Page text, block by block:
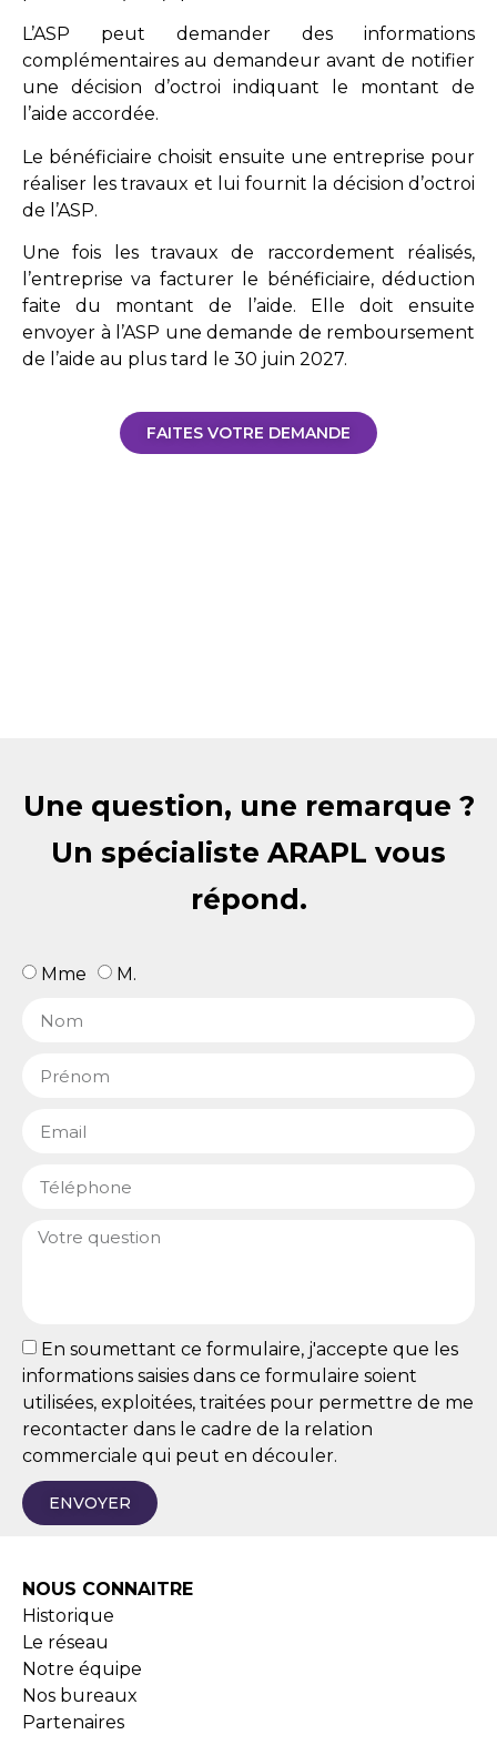
L’ASP peut demander des informations
complémentaires au demandeur avant de notifier
une décision d’octroi indiquant le montant de
l’aide accordée.
Le bénéficiaire choisit ensuite une entreprise pour
réaliser les travaux et lui fournit la décision d’octroi
de l’ASP.
Une fois les travaux de raccordement réalisés,
l’entreprise va facturer le bénéficiaire, déduction
faite du montant de l’aide. Elle doit ensuite
envoyer à l’ASP une demande de remboursement
de l’aide au plus tard le 30 juin 2027.
FAITES VOTRE DEMANDE
Une question, une remarque ?
Un spécialiste ARAPL vous
répond.
Mme M.
En soumettant ce formulaire, j'accepte que les
informations saisies dans ce formulaire soient
utilisées, exploitées, traitées pour permettre de me
recontacter dans le cadre de la relation
commerciale qui peut en découler.
ENVOYER
NOUS CONNAITRE
Historique
Le réseau
Notre équipe
Nos bureaux
Partenaires